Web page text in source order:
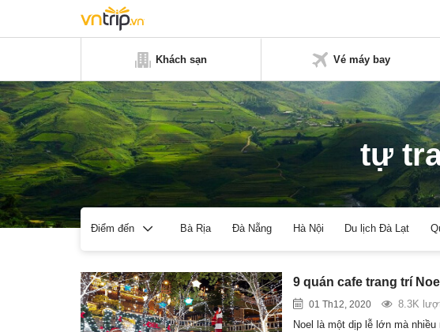
Khách sạn Vé máy bay
tự
Điểm đến Bà Rịa Đà Nẵng Hà Nội Du lịch Đà Lạt
9 quán cafe trang trí
01 Th12, 2020
8.3K
Noel là một dịp lễ lớn mà